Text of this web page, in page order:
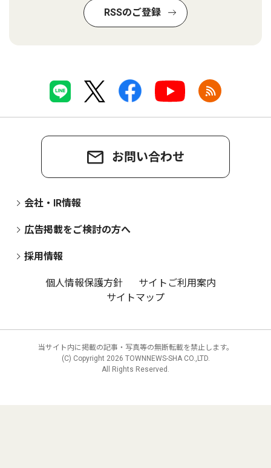
RSSのご登録
お問い合わせ
会社・IR情報
広告掲載をご検討の方へ
採用情報
個人情報保護方針
サイトご利用案内
サイトマップ
当サイト内に掲載の記事・写真等の無断転載を禁止します。
(C) Copyright 2026 TOWNNEWS-SHA CO.,LTD.
All Rights Reserved.